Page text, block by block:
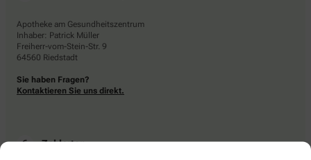
Apotheke am Gesundheitszentrum
Inhaber: Patrick Müller
Freiherr-vom-Stein-Str. 9
64560 Riedstadt
Sie haben Fragen?
Kontaktieren Sie uns direkt.
Zahlarten